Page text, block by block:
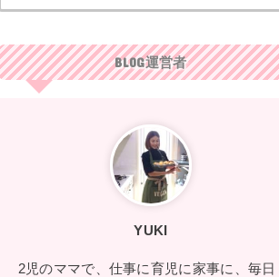
BLOG運営者
YUKI
2児のママで、仕事に育児に家事に、毎日